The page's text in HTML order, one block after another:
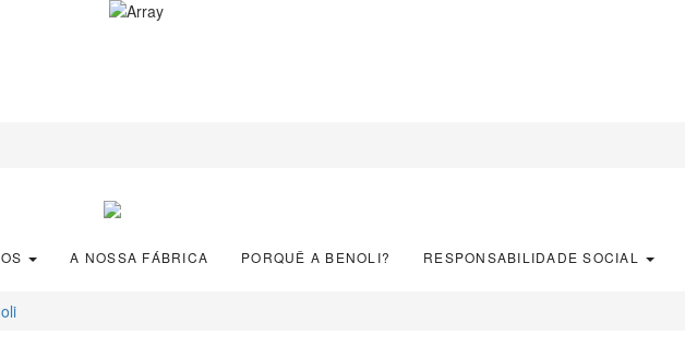
A NOSSA FÁBRICA PORQUÊ A BENOLI? RESPONSABILIDADE SOCIAL